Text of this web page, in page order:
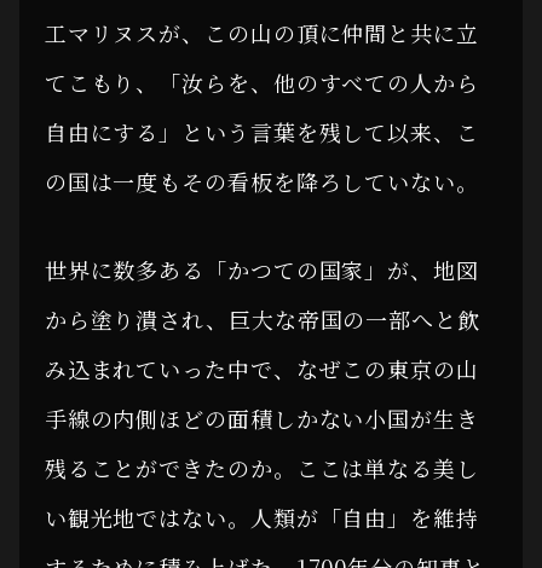
工マリヌスが、この山の頂に仲間と共に立
てこもり、「汝らを、他のすべての人から
自由にする」という言葉を残して以来、こ
の国は一度もその看板を降ろしていない。
世界に数多ある「かつての国家」が、地図
から塗り潰され、巨大な帝国の一部へと飲
み込まれていった中で、なぜこの東京の山
手線の内側ほどの面積しかない小国が生き
残ることができたのか。ここは単なる美し
い観光地ではない。人類が「自由」を維持